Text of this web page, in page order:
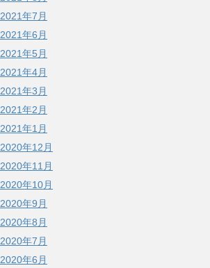
2021年7月
2021年6月
2021年5月
2021年4月
2021年3月
2021年2月
2021年1月
2020年12月
2020年11月
2020年10月
2020年9月
2020年8月
2020年7月
2020年6月